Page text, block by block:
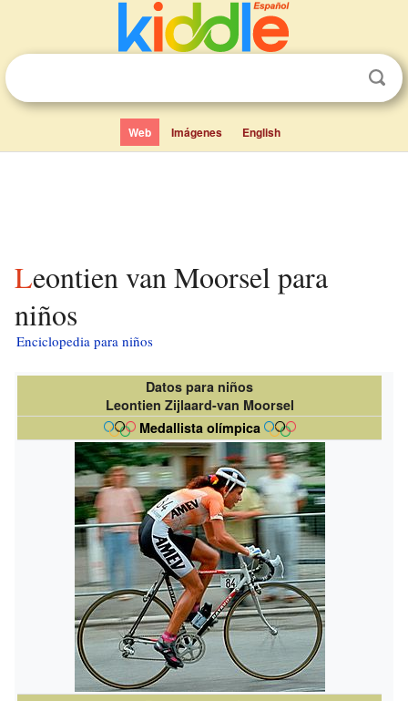
Web Imágenes English
Leontien van Moorsel para
niños
Enciclopedia para niños
Datos para niños
Leontien Zijlaard-van Moorsel
Medallista olímpica